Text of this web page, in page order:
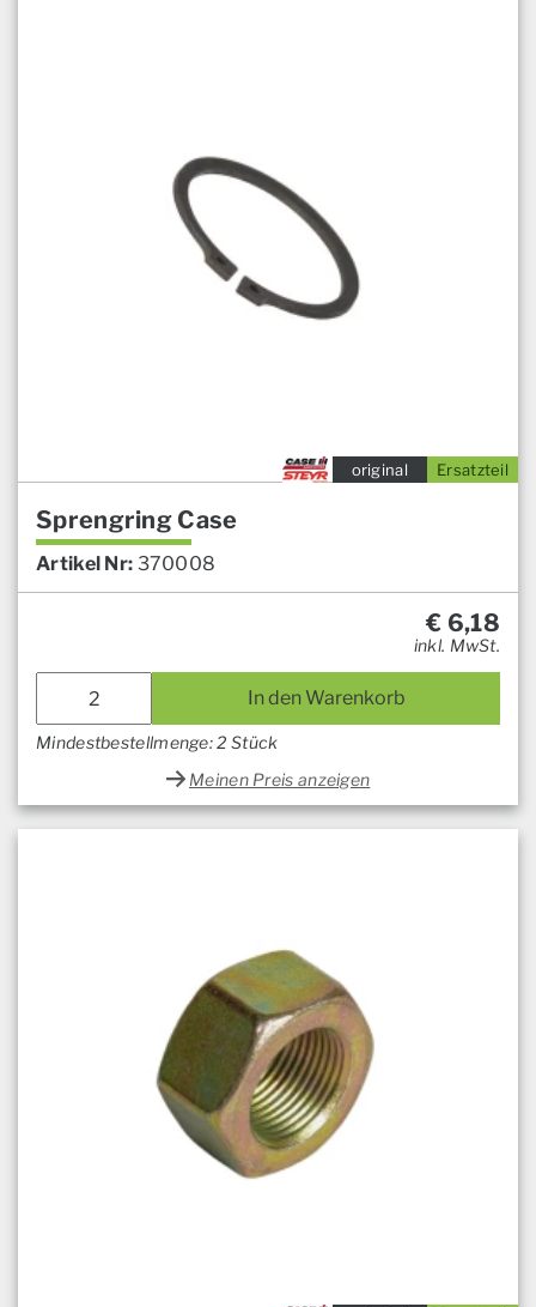
Ersatzteil
original
Sprengring Case
Artikel Nr: 370008
€ 6,18
inkl. MwSt.
In den Warenkorb
Mindestbestellmenge: 2 Stück
Meinen Preis anzeigen